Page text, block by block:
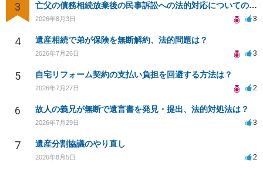
3 亡父の債務相続放棄後の民事訴訟への法的対応についての相談
2026年8月3日 3
4 遺産相続で弟が保険を無断解約、法的問題は？
2026年7月26日 3
5 自宅リフォーム契約の支払い負担を回避する方法は？
2026年7月27日 2
6 故人の義兄が無断で遺言書を発見・提出、法的対処法は？
2026年7月29日 3
7 遺産分割協議のやり直し
2026年8月5日 2